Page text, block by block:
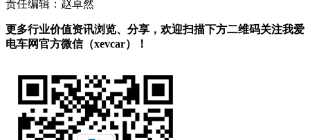
责任编辑：赵卓然
更多行业价值资讯浏览、分享，欢迎扫描下方二维码关注我爱
电车网官方微信（xevcar）！